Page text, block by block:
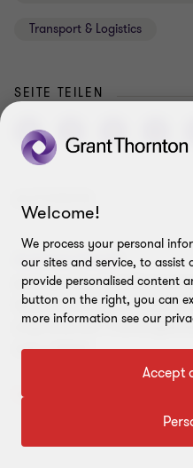
Transport & Logistics
SEITE TEILEN
Andreas Clouth
Andreas Clouth ist Partner
Spezialisierung auf Zölle
angrenzender
oder CBAM).
Vollständiges Profil
Welcome!
We process your personal
our sites and service, to
provide personalised content
button on the right, you can
more information see our
Accept